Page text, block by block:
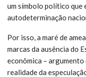
um símbolo político que
autodeterminação
Por isso, a maré de
marcas da ausência do
econômica –
realidade da